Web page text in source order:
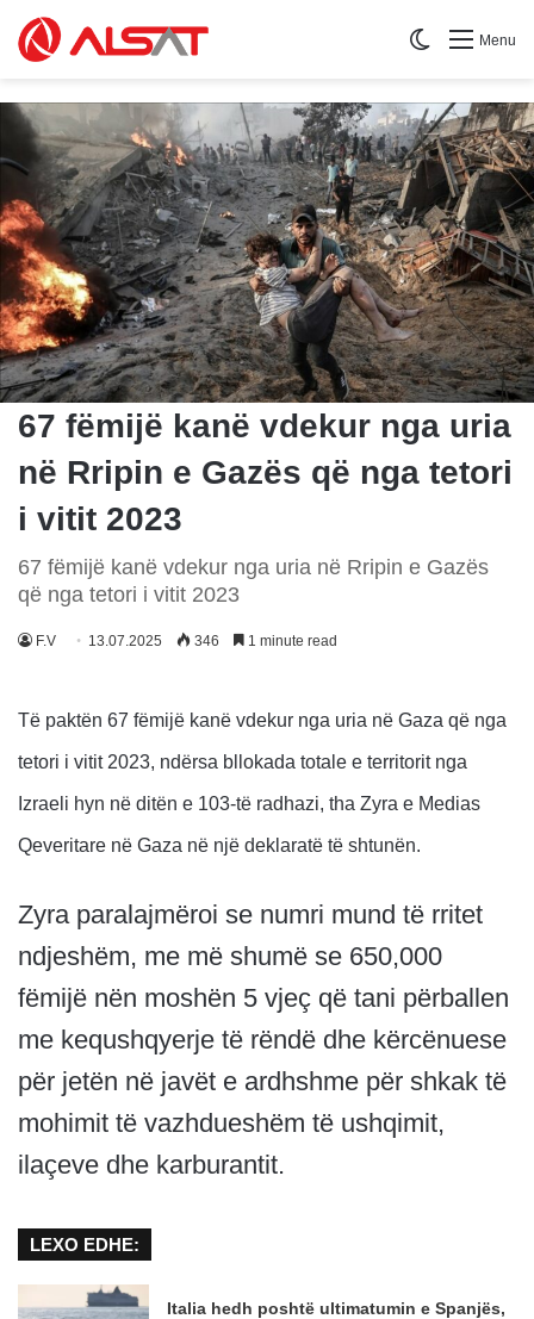
Menu
Switch skin
67 fëmijë kanë vdekur nga uria
në Rripin e Gazës që nga tetori
i vitit 2023
67 fëmijë kanë vdekur nga uria në Rripin e Gazës
që nga tetori i vitit 2023
F.V 13.07.2025 346 1 minute read
Të paktën 67 fëmijë kanë vdekur nga uria në Gaza që nga
tetori i vitit 2023, ndërsa bllokada totale e territorit nga
Izraeli hyn në ditën e 103-të radhazi, tha Zyra e Medias
Qeveritare në Gaza në një deklaratë të shtunën.
Zyra paralajmëroi se numri mund të rritet
ndjeshëm, me më shumë se 650,000
fëmijë nën moshën 5 vjeç që tani përballen
me kequshqyerje të rëndë dhe kërcënuese
për jetën në javët e ardhshme për shkak të
mohimit të vazhdueshëm të ushqimit,
ilaçeve dhe karburantit.
LEXO EDHE:
Italia hedh poshtë ultimatumin e Spanjës,